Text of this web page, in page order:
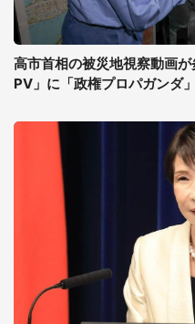
高市首相の被災地視察動画
PV」に「政権プロパガンダ